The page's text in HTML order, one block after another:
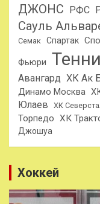
ДЖОНС
РФС
Сауль
Семак Спартак
Фьюри
Авангард ХК Ак
Динамо Москва
Юлаев
ХК
Торпедо ХК
Джошуа
Хоккей